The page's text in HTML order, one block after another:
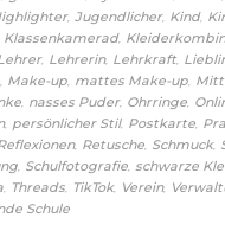
, Jugendlicher, Kind,
Klassenkamerad,
, Lehrerin, Lehrkraft
Make-up mattes Make-up
nasses Puder, Ohrringe
, persönlicher Stil, Postkarte
, Retusche Schmuck,
Schulfotografie schwarze
Threads TikTok, Verein,
Schule